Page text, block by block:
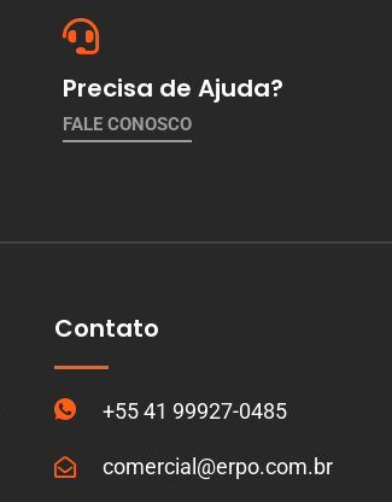
Precisa de Ajuda?
FALE CONOSCO
Contato
+55 41 99927-0485
comercial@erpo.com.br